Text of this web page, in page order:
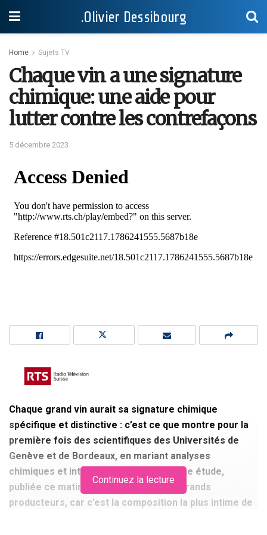
.Olivier Dessibourg
Home Sujets TV
Chaque vin a une signature
chimique: une aide pour
lutter contre les contrefaçons
5 décembre 2023
Chaque grand vin aurait sa signature chimique
spécifique et distinctive : c’est ce que montre pour la
première fois des scientifiques des Universités de
Genève et de Bordeaux, en mariant analyses
chimiques et intelligence artificielle. Une étude,
publiée ce matin, qui fait trembler les grands
producteurs, car c’est la composition la plus intime de
Continuez la lecture